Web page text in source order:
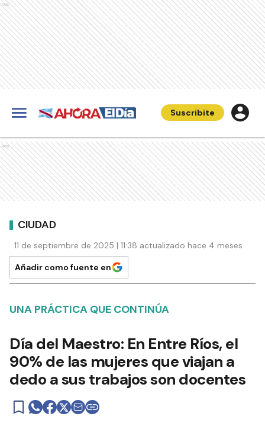
Ads
Suscribite
Ads
CIUDAD
11 de septiembre de 2025 | 11:38 actualizado hace 4 meses
Añadir como fuente en
UNA PRÁCTICA QUE CONTINÚA
Día del Maestro: En Entre Ríos, el
90% de las mujeres que viajan a
dedo a sus trabajos son docentes